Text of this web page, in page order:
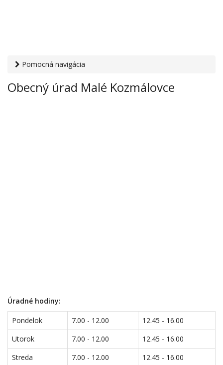
Pomocná navigácia
Obecný úrad Malé Kozmálovce
Obecný úrad Malé Kozmálovce
Úradné hodiny:
Pondelok 7.00 - 12.00
12.45 - 16.00
Utorok
7.00 - 12.00
12.45 - 16.00
Streda
7.00 - 12.00
12.45 - 16.00